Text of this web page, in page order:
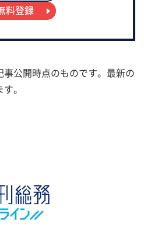
料登録
公開時点のものです。最新の
。